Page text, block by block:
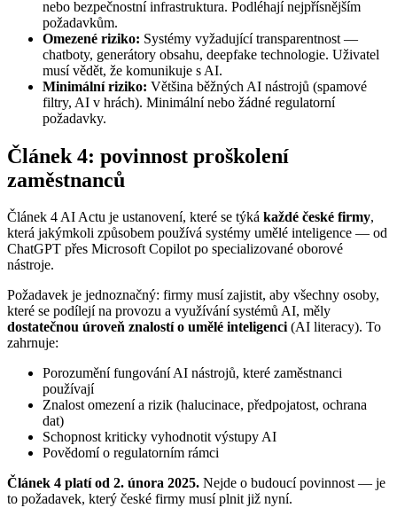
nebo bezpečnostní infrastruktura. Podléhají nejpřísnějším
požadavkům.
Omezené riziko: Systémy vyžadující transparentnost —
chatboty, generátory obsahu, deepfake technologie. Uživatel
musí vědět, že komunikuje s AI.
Minimální riziko: Většina běžných AI nástrojů (spamové
filtry, AI v hrách). Minimální nebo žádné regulatorní
požadavky.
Článek 4: povinnost proškolení
zaměstnanců
Článek 4 AI Actu je ustanovení, které se týká každé české firmy,
která jakýmkoli způsobem používá systémy umělé inteligence — od
ChatGPT přes Microsoft Copilot po specializované oborové
nástroje.
Požadavek je jednoznačný: firmy musí zajistit, aby všechny osoby,
které se podílejí na provozu a využívání systémů AI, měly
dostatečnou úroveň znalostí o umělé inteligenci(AI literacy). To
zahrnuje:
Porozumění fungování AI nástrojů, které zaměstnanci
používají
Znalost omezení a rizik (halucinace, předpojatost, ochrana
dat)
Schopnost kriticky vyhodnotit výstupy AI
Povědomí o regulatorním rámci
Článek 4 platí od 2. února 2025. Nejde o budoucí povinnost — je
to požadavek, který české firmy musí plnit již nyní.